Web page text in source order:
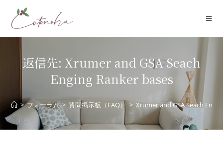
プ
返信先: Xrumer and GSA Seach
Enging Ranker bases
> フォーラム > 質問掲示板（FAQ） > Xrumer and GSA Seach